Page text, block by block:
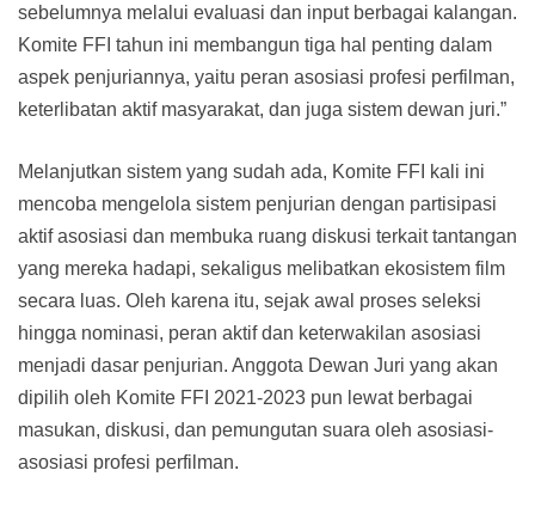
sebelumnya melalui evaluasi dan input berbagai kalangan.
Komite FFI tahun ini membangun tiga hal penting dalam
aspek penjuriannya, yaitu peran asosiasi profesi perfilman,
keterlibatan aktif masyarakat, dan juga sistem dewan juri.”
Melanjutkan sistem yang sudah ada, Komite FFI kali ini
mencoba mengelola sistem penjurian dengan partisipasi
aktif asosiasi dan membuka ruang diskusi terkait tantangan
yang mereka hadapi, sekaligus melibatkan ekosistem film
secara luas. Oleh karena itu, sejak awal proses seleksi
hingga nominasi, peran aktif dan keterwakilan asosiasi
menjadi dasar penjurian. Anggota Dewan Juri yang akan
dipilih oleh Komite FFI 2021-2023 pun lewat berbagai
masukan, diskusi, dan pemungutan suara oleh asosiasi-
asosiasi profesi perfilman.